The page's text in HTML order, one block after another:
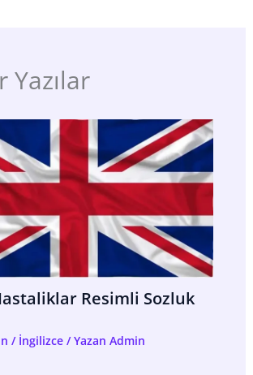
Yazılar
Resimli Sozluk
/ İngilizce/ Yazan Admin